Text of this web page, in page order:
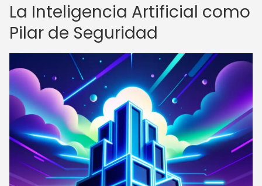
La Inteligencia Artificial como
Pilar de Seguridad